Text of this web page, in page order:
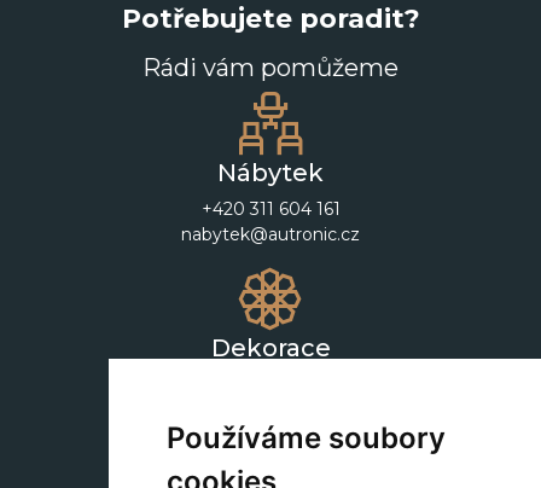
Používáme soubory
Potřebujete poradit?
Rádi vám pomůžeme
Nábytek
+420 311 604 161
nabytek@autronic.cz
Dekorace